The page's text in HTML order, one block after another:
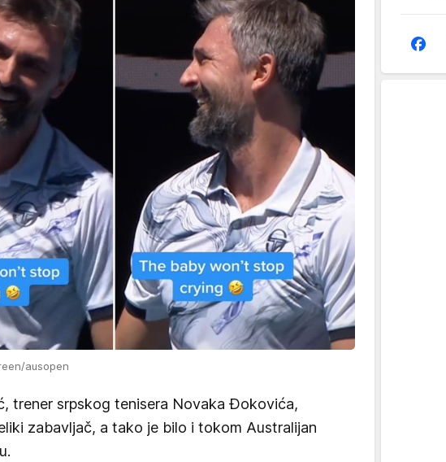
ausopen
trener srpskog tenisera Novaka Đokovića,
zabavljač, a tako je bilo i tokom Australijan